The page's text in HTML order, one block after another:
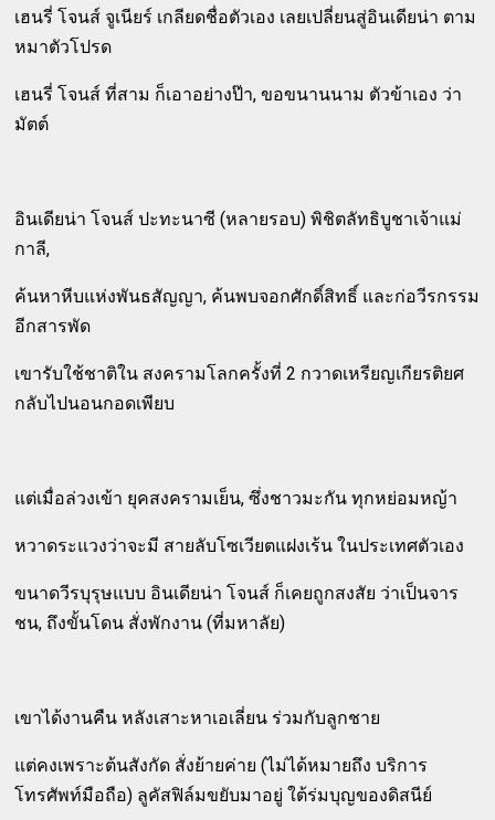
เฮนรี่ โจนส์ จูเนียร์ เกลียดชื่อตัวเอง เลยเปลี่ยนสู่อินเดียน่า ตาม
หมาตัวโปรด
เฮนรี่ โจนส์ ที่สาม ก็เอาอย่างป๊า, ขอขนานนาม ตัวข้าเอง ว่า
มัตต์
อินเดียน่า โจนส์ ปะทะนาซี (หลายรอบ) พิชิตลัทธิบูชาเจ้าแม่
กาลี,
ค้นหาหีบแห่งพันธสัญญา, ค้นพบจอกศักดิ์สิทธิ์ และก่อวีรกรรม
อีกสารพัด
เขารับใช้ชาติใน สงครามโลกครั้งที่ 2 กวาดเหรียญเกียรติยศ
กลับไปนอนกอดเพียบ
แต่เมื่อล่วงเข้า ยุคสงครามเย็น, ซึ่งชาวมะกัน ทุกหย่อมหญ้า
หวาดระแวงว่าจะมี สายลับโซเวียตแฝงเร้น ในประเทศตัวเอง
ขนาดวีรบุรุษแบบ อินเดียน่า โจนส์ ก็เคยถูกสงสัย ว่าเป็นจาร
ชน, ถึงขั้นโดน สั่งพักงาน (ที่มหาลัย)
เขาได้งานคืน หลังเสาะหาเอเลี่ยน ร่วมกับลูกชาย
แต่คงเพราะต้นสังกัด สั่งย้ายค่าย (ไม่ได้หมายถึง บริการ
โทรศัพท์มือถือ) ลูคัสฟิล์มขยับมาอยู่ ใต้ร่มบุญของดิสนีย์